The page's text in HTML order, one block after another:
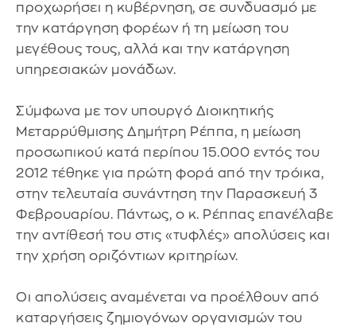
προχωρήσει η κυβέρνηση, σε συνδυασμό με
την κατάργηση φορέων ή τη μείωση του
μεγέθους τους, αλλά και την κατάργηση
υπηρεσιακών μονάδων.
Σύμφωνα με τον υπουργό Διοικητικής
Μεταρρύθμισης Δημήτρη Ρέππα, η μείωση
προσωπικού κατά περίπου 15.000 εντός του
2012 τέθηκε για πρώτη φορά από την τρόικα,
στην τελευταία συνάντηση την Παρασκευή 3
Φεβρουαρίου. Πάντως, ο κ. Ρέππας επανέλαβε
την αντίθεσή του στις «τυφλές» απολύσεις και
την χρήση οριζόντιων κριτηρίων.
Οι απολύσεις αναμένεται να προέλθουν από
καταργήσεις ζημιογόνων οργανισμών του